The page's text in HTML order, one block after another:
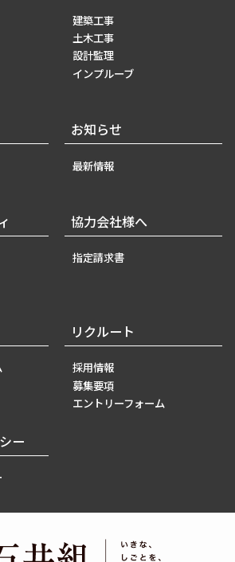
建築工事
土木工事
設計監理
インプルーブ
お知らせ
最新情報
協力会社様へ
指定請求書
リクルート
採用情報
募集要項
エントリーフォーム
ー